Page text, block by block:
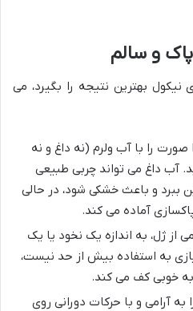
و سالم
بهترین نتیجه را بگیرد، می
صورت را با آب ولرم (نه داغ و نه
آب داغ می تواند چربی طبیعی
ببرد و باعث خشکی شود، در حالی
آماده می کند.
از ژل، به اندازه یک نخود یا یک
به استفاده بیش از حد نیست،
به خوبی کف می کند.
به آرامی و با حرکات دورانی روی